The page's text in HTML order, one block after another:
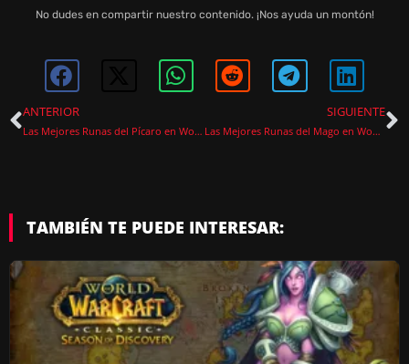
No dudes en compartir nuestro contenido. ¡Nos ayuda un montón!
ANTERIOR
Las Mejores Runas del Pícaro en WoW Classic Temporada del Descubrimiento
SIGUIENTE
Las Mejores Runas del Mago en WoW Classic Temporada del Descubrimiento
TAMBIÉN TE PUEDE INTERESAR: